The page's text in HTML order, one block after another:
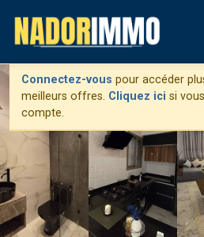
Connectez-vous pour accéder
meilleurs offres. Cliquez ici si
compte.